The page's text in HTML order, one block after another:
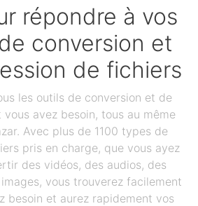
répondre à vos
conversion et
de fichiers
les outils de conversion et de
avez besoin, tous au même
Avec plus de 1100 types de
pris en charge, que vous ayez
des vidéos, des audios, des
vous trouverez facilement
besoin et aurez rapidement vos